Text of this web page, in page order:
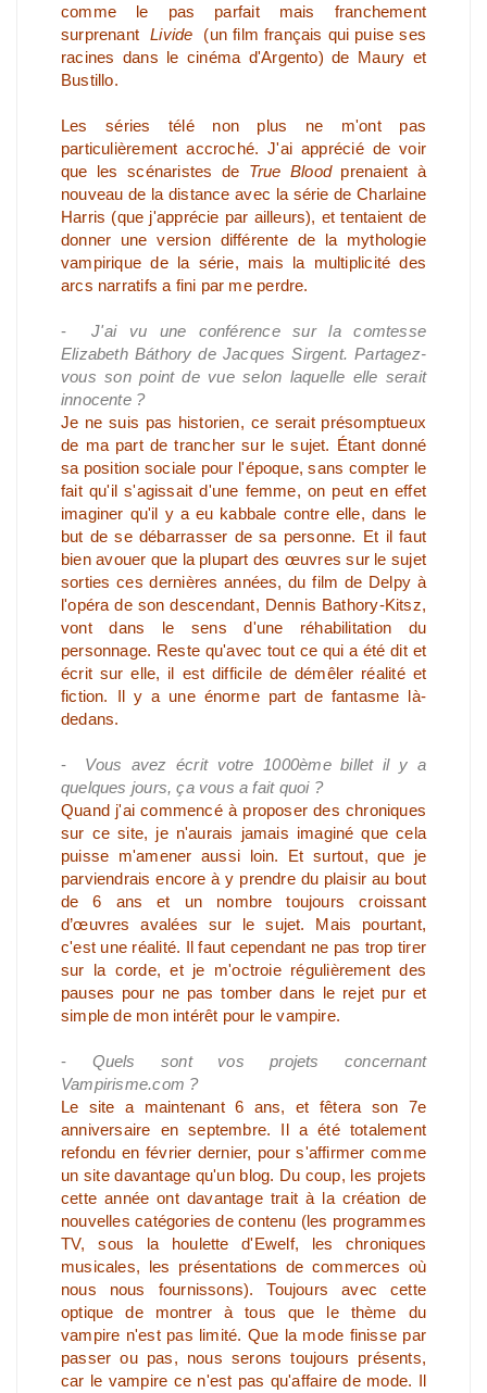
comme le pas parfait mais franchement
surprenantLivide
(un film français qui puise ses
racines dans le cinéma d'Argento) de Maury et
Bustillo.
Les séries télé non plus ne m'ont pas
particulièrement accroché. J'ai apprécié de voir
que les scénaristes de True Bloodprenaient à
nouveau de la distance avec la série de Charlaine
Harris (que j'apprécie par ailleurs), et tentaient de
donner une version différente de la mythologie
vampirique de la série, mais la multiplicité des
arcs narratifs a fini par me perdre.
-J'ai vu une conférence sur la comtesse
Elizabeth Báthory de Jacques Sirgent. Partagez-
vous son point de vue selon laquelle elle serait
innocente ?
Je ne suis pas historien, ce serait présomptueux
de ma part de trancher sur le sujet. Étant donné
sa position sociale pour l'époque, sans compter le
fait qu'il s'agissait d'une femme, on peut en effet
imaginer qu'il y a eu kabbale contre elle, dans le
but de se débarrasser de sa personne. Et il faut
bien avouer que la plupart des œuvres sur le sujet
sorties ces dernières années, du film de Delpy à
l'opéra de son descendant, Dennis Bathory-Kitsz,
vont dans le sens d'une réhabilitation du
personnage. Reste qu'avec tout ce qui a été dit et
écrit sur elle, il est difficile de démêler réalité et
fiction. Il y a une énorme part de fantasme là-
dedans.
- Vous avez écrit votre 1000ème billet il y a
quelques jours, ça vous a fait quoi ?
Quand j'ai commencé à proposer des chroniques
sur ce site, je n'aurais jamais imaginé que cela
puisse m'amener aussi loin. Et surtout, que je
parviendrais encore à y prendre du plaisir au bout
de 6 ans et un nombre toujours croissant
d’œuvres avalées sur le sujet. Mais pourtant,
c'est une réalité. Il faut cependant ne pas trop tirer
sur la corde, et je m'octroie régulièrement des
pauses pour ne pas tomber dans le rejet pur et
simple de mon intérêt pour le vampire.
- Quels sont vos projets concernant
Vampirisme.com ?
Le site a maintenant 6 ans, et fêtera son 7e
anniversaire en septembre. Il a été totalement
refondu en février dernier, pour s'affirmer comme
un site davantage qu'un blog. Du coup, les projets
cette année ont davantage trait à la création de
nouvelles catégories de contenu (les programmes
TV, sous la houlette d'Ewelf, les chroniques
musicales, les présentations de commerces où
nous nous fournissons). Toujours avec cette
optique de montrer à tous que le thème du
vampire n'est pas limité. Que la mode finisse par
passer ou pas, nous serons toujours présents,
car le vampire ce n'est pas qu'affaire de mode. Il